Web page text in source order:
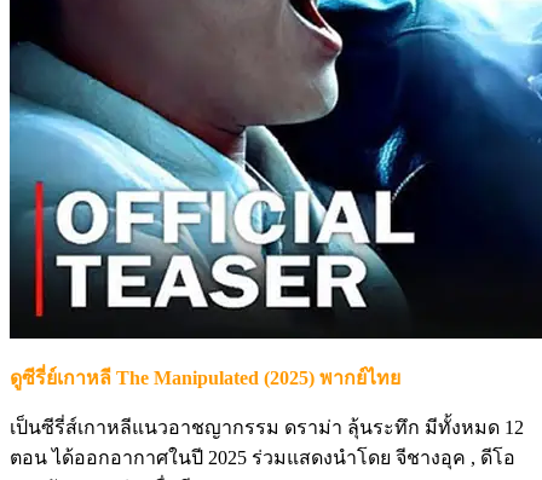
ดูซีรี่ย์เกาหลี The Manipulated (2025) พากย์ไทย
เป็นซีรี่ส์เกาหลีแนวอาชญากรรม ดราม่า ลุ้นระทึก มีทั้งหมด 12
ตอน ได้ออกอากาศในปี 2025 ร่วมแสดงนำโดย จีชางอุค , ดีโอ